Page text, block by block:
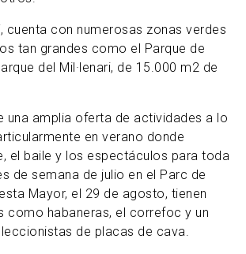
cuenta con numerosas zonas verdes
tan grandes como el Parque de
del Mil·lenari, de 15.000 m2 de
una amplia oferta de actividades a lo
en verano donde
el baile y los espectáculos para toda
de semana de julio en el Parc de
Mayor, el 29 de agosto, tienen
como habaneras, el correfoc y un
de placas de cava.